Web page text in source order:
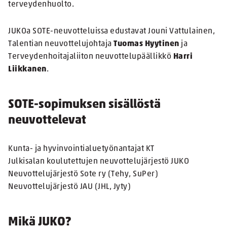
terveydenhuolto.
JUKOa SOTE-neuvotteluissa edustavat Jouni Vattulainen,
Talentian neuvottelujohtaja Tuomas Hyytinen ja
Terveydenhoitajaliiton neuvottelupäällikkö Harri
Liikkanen.
SOTE-sopimuksen sisällöstä
neuvottelevat
Kunta- ja hyvinvointialuetyönantajat KT
Julkisalan koulutettujen neuvottelujärjestö JUKO
Neuvottelujärjestö Sote ry (Tehy, SuPer)
Neuvottelujärjestö JAU (JHL, Jyty)
Mikä JUKO?